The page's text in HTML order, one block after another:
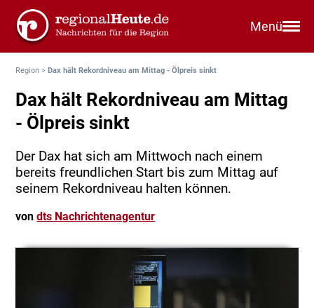
Menü
Region >Dax hält Rekordniveau am Mittag - Ölpreis sinkt
Dax hält Rekordniveau am Mittag
- Ölpreis sinkt
Der Dax hat sich am Mittwoch nach einem
bereits freundlichen Start bis zum Mittag auf
seinem Rekordniveau halten können.
vondts Nachrichtenagentur